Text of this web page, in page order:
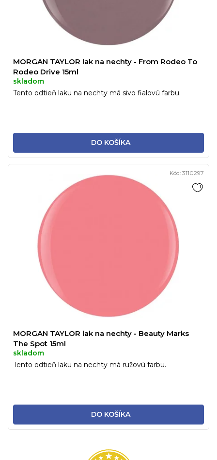
MORGAN TAYLOR lak na nechty - From Rodeo To
Rodeo Drive 15ml
skladom
DO KOŠÍKA
Tento odtieň laku na nechty má sivo fialovú farbu.
MORGAN TAYLOR lak na nechty - Beauty Marks
The Spot 15ml
skladom
DO KOŠÍKA
Tento odtieň laku na nechty má ružovú farbu.
Kód: 3110297